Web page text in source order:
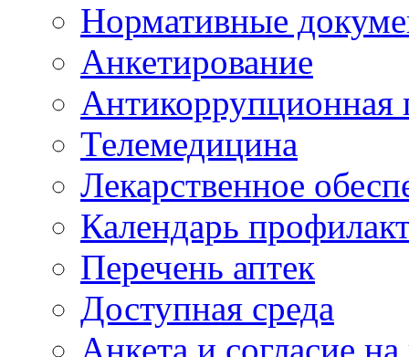
Нормативные
Анкетирование
Антикоррупционная
Телемедицина
Лекарственное
Календарь
Перечень аптек
Доступная среда